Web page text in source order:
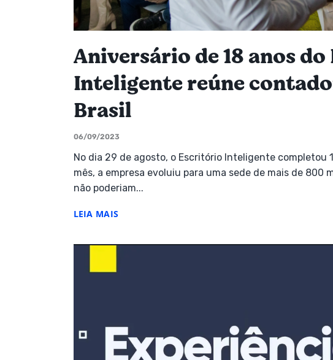
Aniversário de 18 anos
Inteligente reúne
Brasil
06/09/2023
No dia 29 de agosto, o Escritório Inteligente completou
mês, a empresa evoluiu para uma sede de mais de 800
não poderiam...
LEIA MAIS